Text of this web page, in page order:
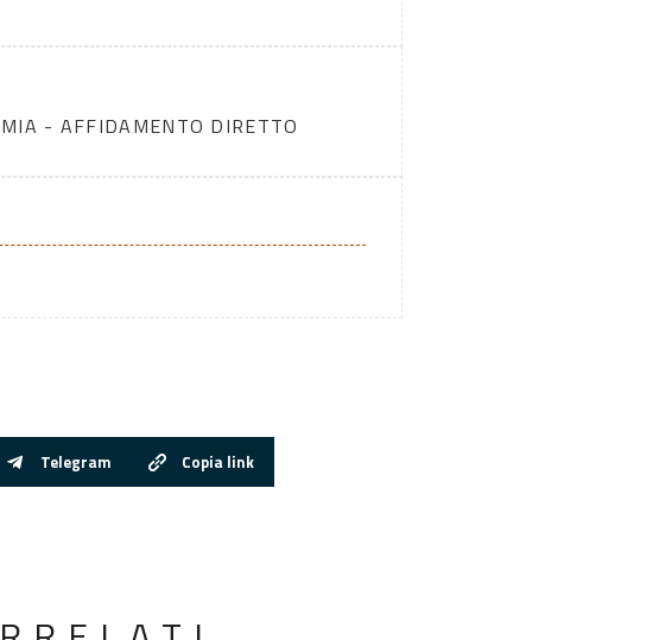
- AFFIDAMENTO DIRETTO
Telegram Copia link